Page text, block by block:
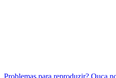
Problemas para reproduzir? Ouça